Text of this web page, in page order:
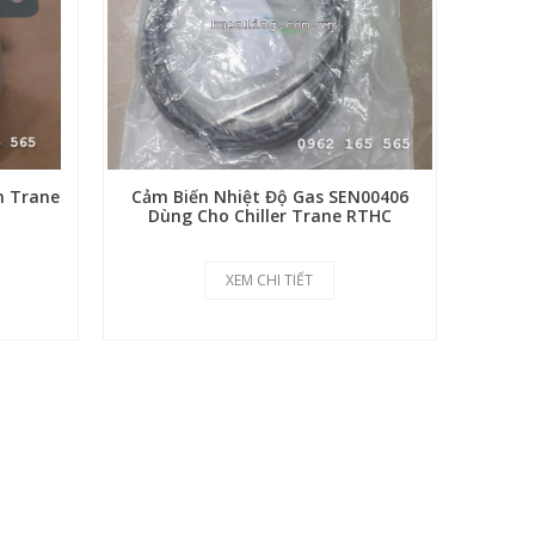
Trane
Cảm Biến Nhiệt Độ Gas SEN00406
Dùng Cho Chiller Trane RTHC
XEM CHI TIẾT